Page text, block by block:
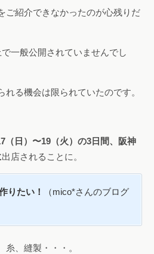
ご紹介できなかったのが心残りだ
一般公開されていませんでし
る機会は限られていたのです。
（日）〜19（火）の3日間、阪神
出店されることに。
りたい！
（mico*さんのブログ
、縫製・・・。